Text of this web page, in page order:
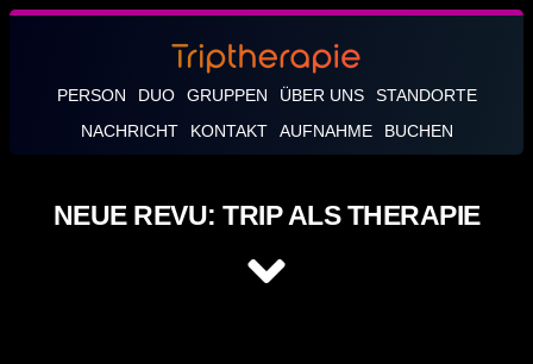
PERSON DUO GRUPPEN ÜBER UNS
STANDORTE
NACHRICHT
KONTAKT AUFNAHME BUCHEN
NEUE REVU: TRIP ALS THERAPIE